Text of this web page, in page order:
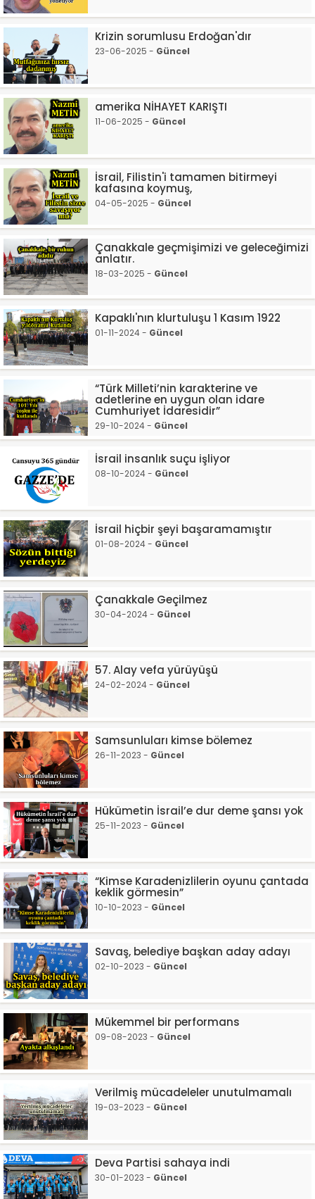
Krizin sorumlusu Erdoğan'dır
23-06-2025 - Güncel
amerika NİHAYET KARIŞTI
11-06-2025 - Güncel
İsrail, Filistin'i tamamen bitirmeyi
kafasına koymuş,
04-05-2025 - Güncel
Çanakkale geçmişimizi ve geleceğimizi
anlatır.
18-03-2025 - Güncel
Kapaklı'nın klurtuluşu 1 Kasım 1922
01-11-2024 - Güncel
“Türk Milleti’nin karakterine ve
adetlerine en uygun olan idare
Cumhuriyet İdaresidir”
29-10-2024 - Güncel
İsrail insanlık suçu işliyor
08-10-2024 - Güncel
İsrail hiçbir şeyi başaramamıştır
01-08-2024 - Güncel
Çanakkale Geçilmez
30-04-2024 - Güncel
57. Alay vefa yürüyüşü
24-02-2024 - Güncel
Samsunluları kimse bölemez
26-11-2023 - Güncel
Hükümetin İsrail’e dur deme şansı yok
25-11-2023 - Güncel
“Kimse Karadenizlilerin oyunu çantada
keklik görmesin”
10-10-2023 - Güncel
Savaş, belediye başkan aday adayı
02-10-2023 - Güncel
Mükemmel bir performans
09-08-2023 - Güncel
Verilmiş mücadeleler unutulmamalı
19-03-2023 - Güncel
Deva Partisi sahaya indi
30-01-2023 - Güncel